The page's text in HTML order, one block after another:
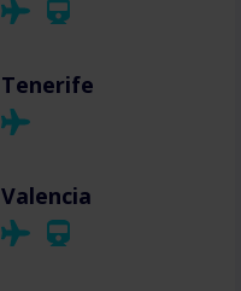
Tenerife
Valencia